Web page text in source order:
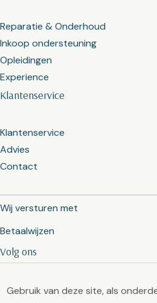
Klantenservice
Klantenservice
Advies
Contact
Reparatie & Onderhoud
Inkoop ondersteuning
Opleidingen
Experience
Wij versturen met
Betaalwijzen
Volg ons
Gebruik van deze site, als